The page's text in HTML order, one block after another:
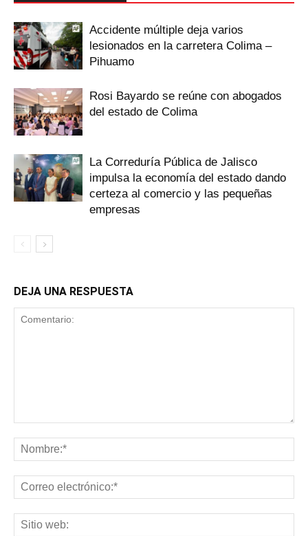
Accidente múltiple deja varios
lesionados en la carretera Colima –
Pihuamo
Rosi Bayardo se reúne con abogados
del estado de Colima
La Correduría Pública de Jalisco
impulsa la economía del estado dando
certeza al comercio y las pequeñas
empresas
DEJA UNA RESPUESTA